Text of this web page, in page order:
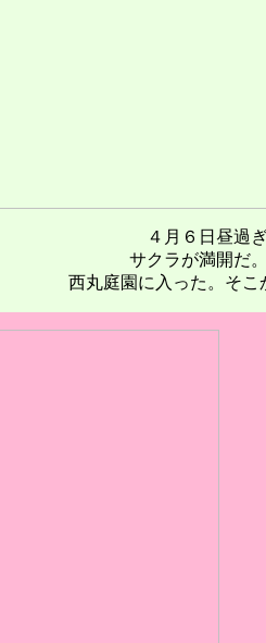
４月６日昼過
サクラが満開だ
西丸庭園に入った。そ